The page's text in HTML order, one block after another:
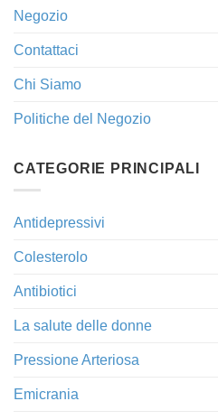
Negozio
Contattaci
Chi Siamo
Politiche del Negozio
CATEGORIE PRINCIPALI
Antidepressivi
Colesterolo
Antibiotici
La salute delle donne
Pressione Arteriosa
Emicrania